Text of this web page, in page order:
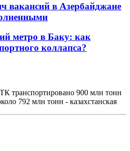
вакансий в Азербайджане
метро в Баку: как
коллапса?
транспортировано 900 млн тонн
792 млн тонн - казахстанская